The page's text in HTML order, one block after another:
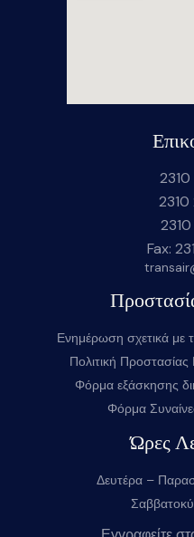
Fax:
Ενημέρωση σχετικά με
Πολιτική
Φόρμα εξάσκησης
Φόρμα
Ώρες
Δευτέρα –